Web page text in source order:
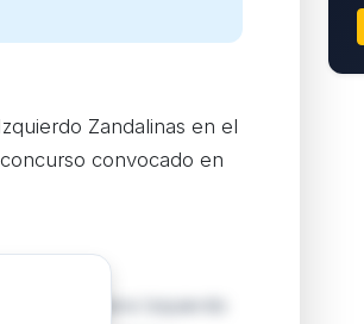
Zandalinas en el
convocado en
de Sara Izquierdo